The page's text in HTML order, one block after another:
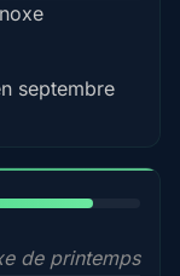
septembre
de printemps